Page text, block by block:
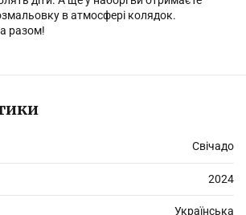
в атмосфері колядок.
разом!
Свічадо
2024
Українська